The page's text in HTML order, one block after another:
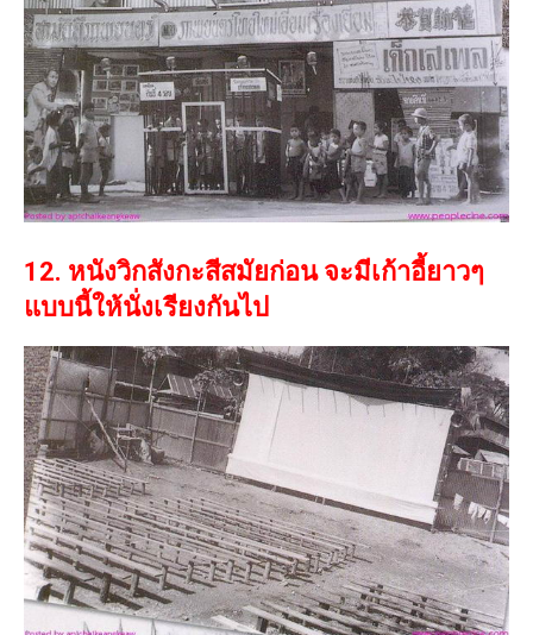
12. หนังวิกสังกะสีสมัยก่อน จะมีเก้าอี้ยาวๆ
แบบนี้ให้นั่งเรียงกันไป